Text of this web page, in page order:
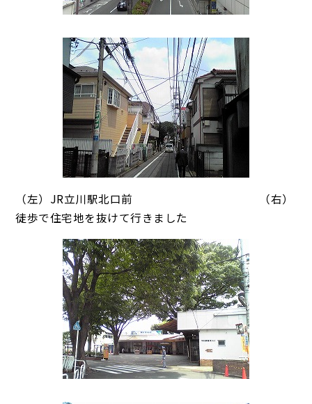
（左）JR立川駅北口前 （右）
徒歩で住宅地を抜けて行きました